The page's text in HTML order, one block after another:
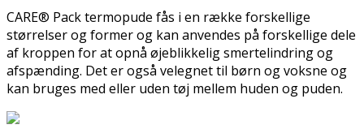
CARE® Pack termopude fås i en række forskellige
størrelser og former og kan anvendes på forskellige dele
af kroppen for at opnå øjeblikkelig smertelindring og
afspænding. Det er også velegnet til børn og voksne og
kan bruges med eller uden tøj mellem huden og puden.